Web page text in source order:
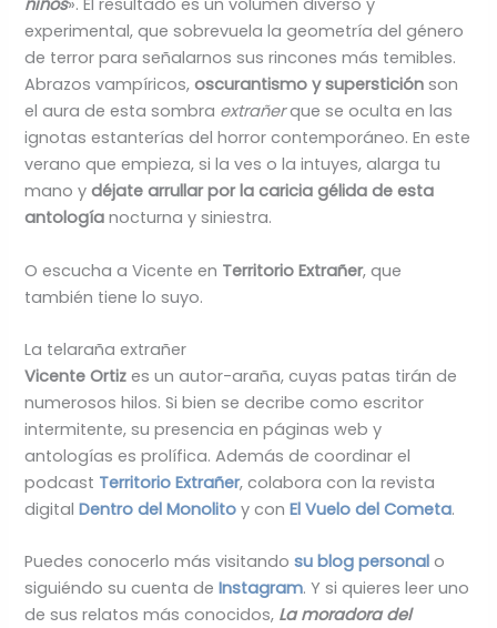
niños». El resultado es un volumen diverso y
experimental, que sobrevuela la geometría del género
de terror para señalarnos sus rincones más temibles.
Abrazos vampíricos,oscurantismo y superstición son
el aura de esta sombra extrañerque se oculta en las
ignotas estanterías del horror contemporáneo. En este
verano que empieza, si la ves o la intuyes, alarga tu
mano ydéjate arrullar por la caricia gélida de esta
antología nocturna y siniestra.
O escucha a Vicente en Territorio Extrañer, que
también tiene lo suyo.
La telaraña extrañer
Vicente Ortizes un autor-araña, cuyas patas tirán de
numerosos hilos. Si bien se decribe como escritor
intermitente, su presencia en páginas web y
antologías es prolífica. Además de coordinar el
podcast Territorio Extrañer, colabora con la revista
digitalDentro del Monolito y conEl Vuelo del Cometa.
Puedes conocerlo más visitandosu blog personal o
siguiéndo su cuenta deInstagram. Y si quieres leer uno
de sus relatos más conocidos, La moradora del